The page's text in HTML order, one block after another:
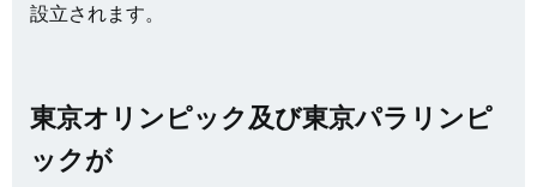
設立されます。
東京オリンピック及び東京パラリンピ
ックが